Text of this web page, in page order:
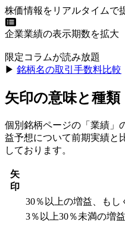
株価情報をリアルタイムで
企業業績の表示期数を拡大
限定コラムが読み放題
▶︎ 銘柄名の取引手数料比較
矢印の意味と種類
個別銘柄ページの「業績」
益予想について前期実績と
しております。
矢
印
30％以上の増益、もし
3％以上30％未満の増